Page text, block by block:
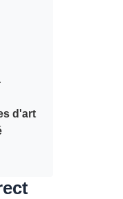
d'art